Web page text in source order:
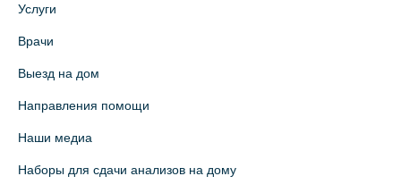
+7 (812) 660-73-69
Медицинский центр "Доктор Семейный"
Красносельское шоссе, 54, к.3
+7 (812) 664-55-80
Услуги
Врачи
Выезд на дом
Направления помощи
Наши медиа
Наборы для сдачи анализов на дому